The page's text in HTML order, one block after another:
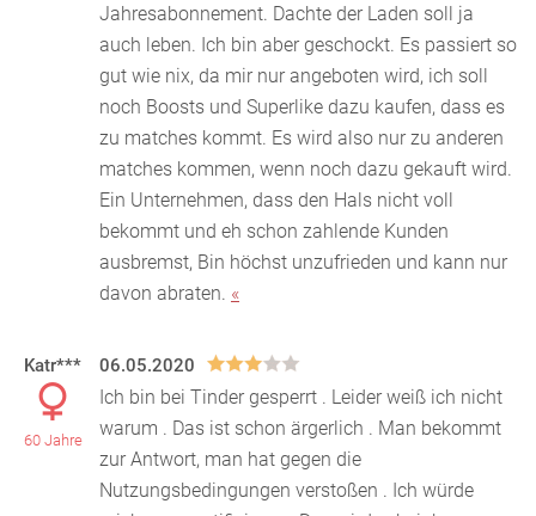
Jahresabonnement. Dachte der Laden soll ja
auch leben. Ich bin aber geschockt. Es passiert so
gut wie nix, da mir nur angeboten wird, ich soll
noch Boosts und Superlike dazu kaufen, dass es
zu matches kommt. Es wird also nur zu anderen
matches kommen, wenn noch dazu gekauft wird.
Ein Unternehmen, dass den Hals nicht voll
bekommt und eh schon zahlende Kunden
ausbremst, Bin höchst unzufrieden und kann nur
davon abraten. «
Katr***
60 Jahre
06.05.2020
Ich bin bei Tinder gesperrt . Leider weiß ich nicht
warum . Das ist schon ärgerlich . Man bekommt
zur Antwort, man hat gegen die
Nutzungsbedingungen verstoßen . Ich würde